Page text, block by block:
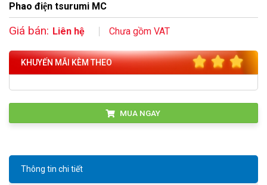
Phao điện tsurumi MC
Giá bán: Liên hệ Chưa gồm VAT
KHUYẾN MÃI KÈM THEO
MUA NGAY
Thông tin chi tiết